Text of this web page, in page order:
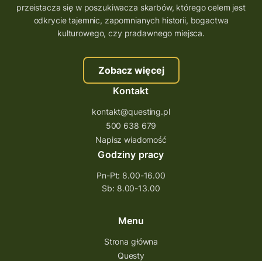
przeistacza się w poszukiwacza skarbów, którego celem jest
odkrycie tajemnic, zapomnianych historii, bogactwa
kulturowego, czy pradawnego miejsca.
Zobacz więcej
Kontakt
kontakt@questing.pl
500 638 679
Napisz wiadomość
Godziny pracy
Pn-Pt: 8.00-16.00
Sb: 8.00-13.00
Menu
Strona główna
Questy